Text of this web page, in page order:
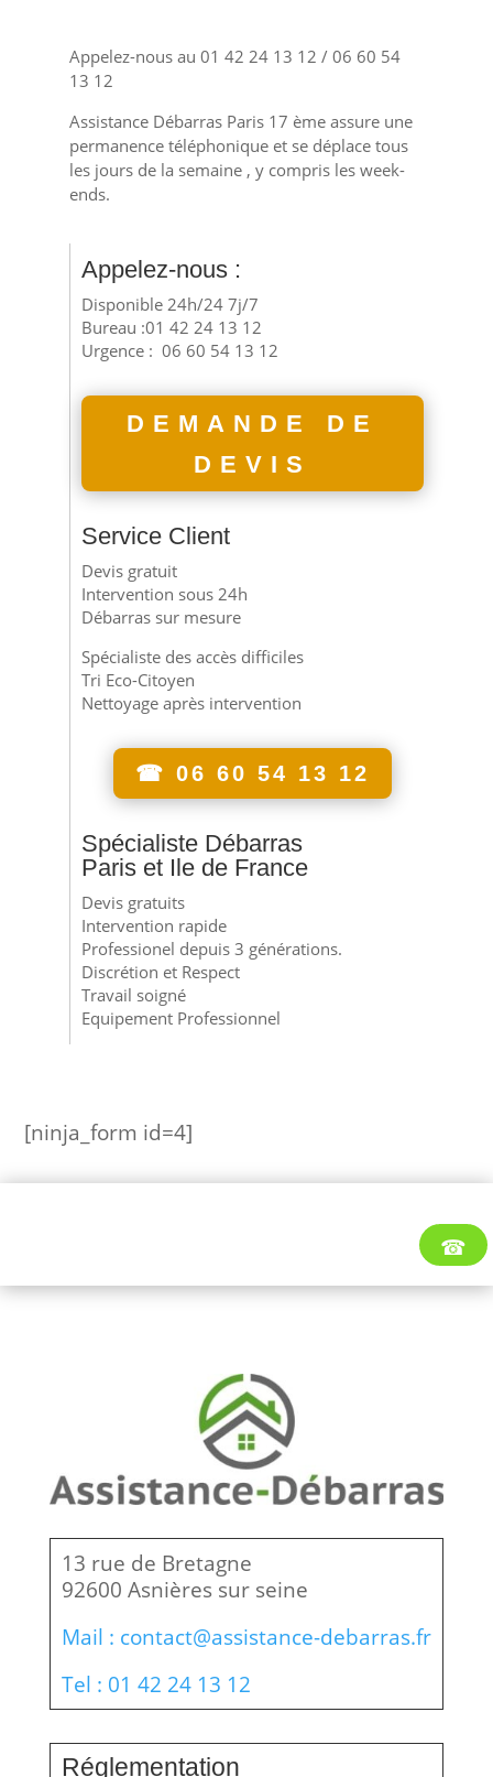
Appelez-nous au 01 42 24 13 12 / 06 60 54
13 12
Assistance Débarras Paris 17 ème assure une
permanence téléphonique et se déplace tous
les jours de la semaine , y compris les week-
ends.
Appelez-nous :
Disponible 24h/24 7j/7
Bureau :01 42 24 13 12
Urgence : 06 60 54 13 12
DEMANDE DE
DEVIS
Service Client
Devis gratuit
Intervention sous 24h
Débarras sur mesure
Spécialiste des accès difficiles
Tri Eco-Citoyen
Nettoyage après intervention
☎ 06 60 54 13 12
Spécialiste Débarras
Paris et Ile de France
Devis gratuits
Intervention rapide
Professionel depuis 3 générations.
Discrétion et Respect
Travail soigné
Equipement Professionnel
[ninja_form id=4]
☎
13 rue de Bretagne
92600 Asnières sur seine
Mail : contact@assistance-debarras.fr
Tel : 01 42 24 13 12
Réglementation